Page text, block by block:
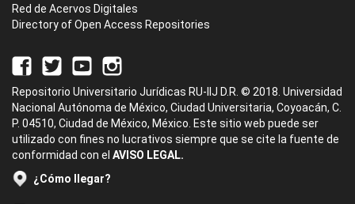
Red de Acervos Digitales
Directory of Open Access Repositories
Repositorio Universitario Jurídicas RU-IIJ D.R. © 2018. Universidad
Nacional Autónoma de México, Ciudad Universitaria, Coyoacán, C.
P. 04510, Ciudad de México, México. Este sitio web puede ser
utilizado con fines no lucrativos siempre que se cite la fuente de
conformidad con el AVISO LEGAL.
¿Cómo llegar?